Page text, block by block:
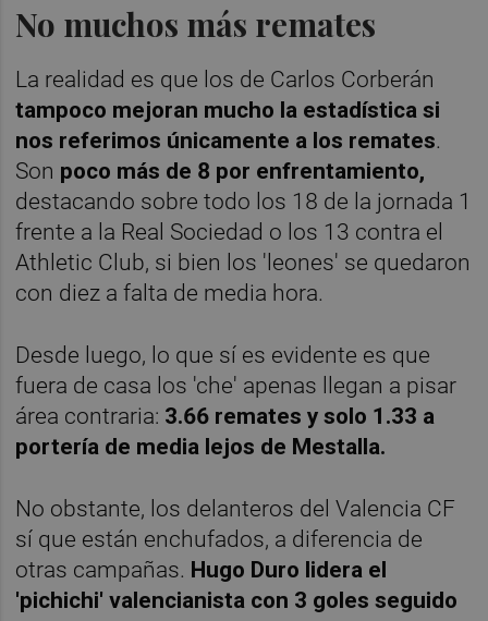
No muchos más remates
La realidad es que los de Carlos Corberán
tampoco mejoran mucho la estadística si
nos referimos únicamente a los remates.
Son poco más de 8 por enfrentamiento,
destacando sobre todo los 18 de la jornada 1
frente a la Real Sociedad o los 13 contra el
Athletic Club, si bien los 'leones' se quedaron
con diez a falta de media hora.
Desde luego, lo que sí es evidente es que
fuera de casa los 'che' apenas llegan a pisar
área contraria: 3.66 remates y solo 1.33 a
portería de media lejos de Mestalla.
No obstante, los delanteros del Valencia CF
sí que están enchufados, a diferencia de
otras campañas. Hugo Duro lidera el
'pichichi' valencianista con 3 goles seguido